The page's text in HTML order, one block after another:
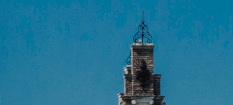
"Maud heeft me naast de techniek ook vooral geleerd om te
ontspannen tijdens het zingen. Want op die manier is zingen
allerleukst!"
PAGINA’S